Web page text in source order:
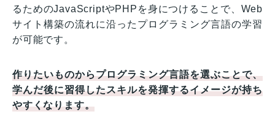
るためのJavaScriptやPHPを身につけることで、Web
サイト構築の流れに沿ったプログラミング言語の学習
が可能です。
作りたいものからプログラミング言語を選ぶことで、
学んだ後に習得したスキルを発揮するイメージが持ち
やすくなります。